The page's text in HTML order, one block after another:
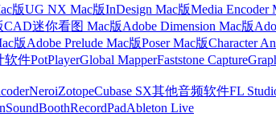
版UG NX Mac版InDesign Mac版Media Encoder
CAD迷你看图 Mac版Adobe Dimension Mac版
版Adobe Prelude Mac版Poser Mac版Character
软件PotPlayerGlobal MapperFaststone Capture
NeroiZotopeCubase SX其他音频软件FL
SoundBoothRecordPadAbleton Live